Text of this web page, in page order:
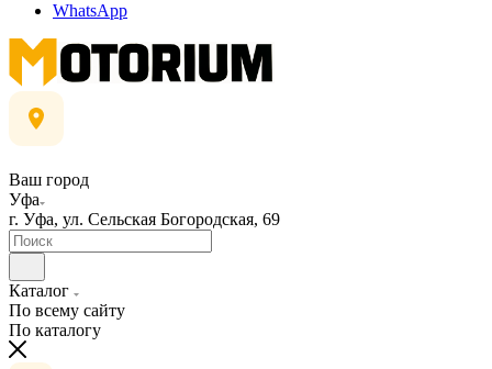
WhatsApp
Ваш город
Уфа
г. Уфа, ул. Сельская Богородская, 69
Каталог
По всему сайту
По каталогу